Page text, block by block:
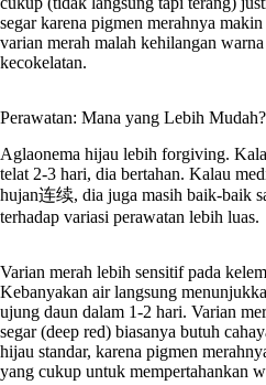
segar karena pigmen merahnya
varian merah malah kehilangan
kecokelatan.
Perawatan: Mana yang Lebih Mudah?
Aglaonema hijau lebih forgiving.
telat 2-3 hari, dia bertahan. Kalau
hujan连续, dia juga masih baik-baik
terhadap variasi perawatan lebih luas.
Varian merah lebih sensitif pada
Kebanyakan air langsung
ujung daun dalam 1-2 hari. Varian
segar (deep red) biasanya butuh
hijau standar, karena pigmen
yang cukup untuk mempertahankan